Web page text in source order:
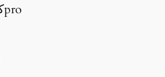
كفر انمي ون بيس 14pro